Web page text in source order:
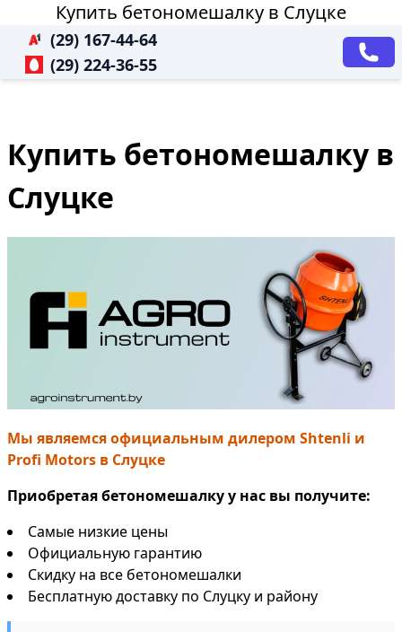
Купить бетономешалку в Слуцке
(29) 167-44-64
(29) 224-36-55
Купить бетономешалку в
Слуцке
Мы являемся официальным дилером Shtenli и
Profi Motors в Слуцке
Приобретая бетономешалку у нас вы получите:
Самые низкие цены
Официальную гарантию
Скидку на все бетономешалки
Бесплатную доставку по Слуцку и району